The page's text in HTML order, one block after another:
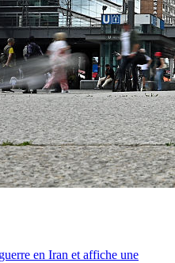
en Iran et affiche une